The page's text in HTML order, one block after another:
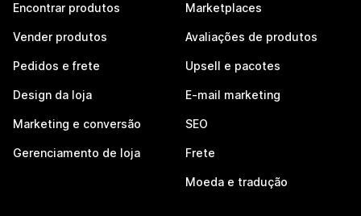
Encontrar produtos
Vender produtos
Pedidos e frete
Design da loja
Marketing e conversão
Gerenciamento de loja
Marketplaces
Avaliações de produtos
Upsell e pacotes
E-mail marketing
SEO
Frete
Moeda e tradução